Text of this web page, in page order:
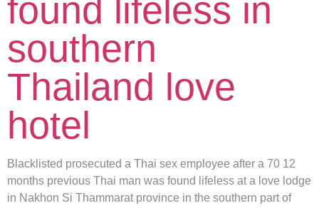
found lifeless in
southern
Thailand love
hotel
Blacklisted prosecuted a Thai sex employee after a 70 12
months previous Thai man was found lifeless at a love lodge
in Nakhon Si Thammarat province in the southern part of